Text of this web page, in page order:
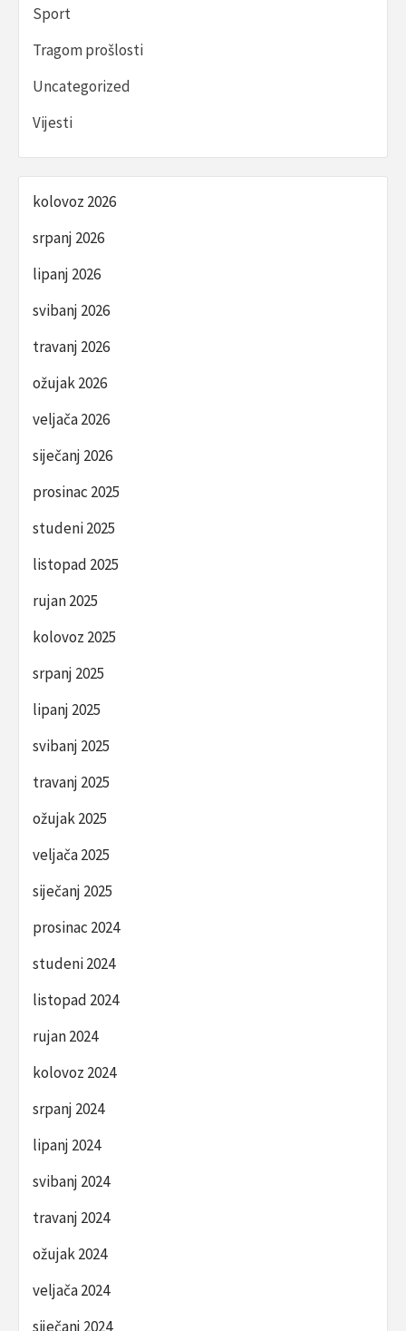
Sport
Tragom prošlosti
Uncategorized
Vijesti
kolovoz 2026
srpanj 2026
lipanj 2026
svibanj 2026
travanj 2026
ožujak 2026
veljača 2026
siječanj 2026
prosinac 2025
studeni 2025
listopad 2025
rujan 2025
kolovoz 2025
srpanj 2025
lipanj 2025
svibanj 2025
travanj 2025
ožujak 2025
veljača 2025
siječanj 2025
prosinac 2024
studeni 2024
listopad 2024
rujan 2024
kolovoz 2024
srpanj 2024
lipanj 2024
svibanj 2024
travanj 2024
ožujak 2024
veljača 2024
siječanj 2024